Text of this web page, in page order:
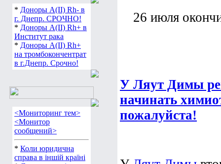
* Доноры А(ІІ) Rh- в
г. Днепр. СРОЧНО!
* Доноры А(ІІ) Rh+ в
Институт рака
* Доноры А(ІІ) Rh+
на тромбокончентрат
в г.Днепр. Срочно!
<Мониторинг тем>
<Монитор
сообщений>
* Коли юридична
справа в іншій країні
26 июля
У Ляут Димы
начинать
пожалуйста!